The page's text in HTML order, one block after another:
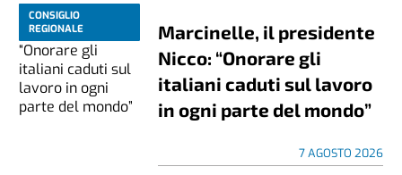
CONSIGLIO
REGIONALE
Marcinelle, il presidente
Nicco: “Onorare gli
italiani caduti sul lavoro
in ogni parte del mondo”
7 AGOSTO 2026